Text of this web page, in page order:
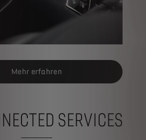
Mehr erfahren
SERVICES